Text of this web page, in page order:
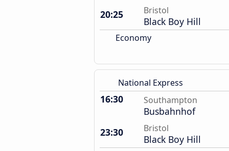
20:25
Bristol
Black Boy Hill
Economy
National Express
16:30 Southampton
Busbahnhof
23:30
Bristol
Black Boy Hill